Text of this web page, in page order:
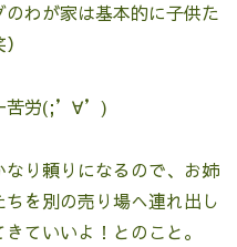
わが家は基本的に子供た
苦労(;’∀’)
り頼りになるので、お姉
を別の売り場へ連れ出し
ていいよ！とのこと。